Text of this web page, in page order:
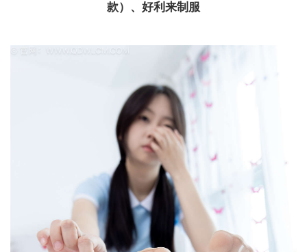
款）、好利来制服